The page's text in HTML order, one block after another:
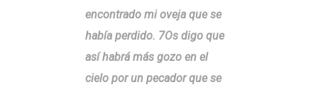
encontrado mi oveja que se
había perdido. 7Os digo que
así habrá más gozo en el
cielo por un pecador que se